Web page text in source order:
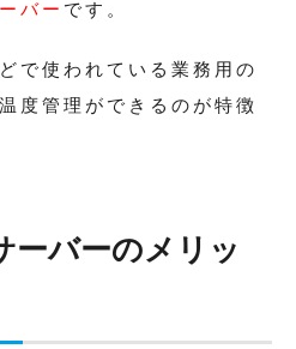
バー です。
で使われている業務用の
度管理ができるのが特徴
ーバーのメリッ